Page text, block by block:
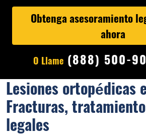
Obtenga asesoramiento
ahora
O Llame (888) 500-
Lesiones ortopédicas
Fracturas,
legales